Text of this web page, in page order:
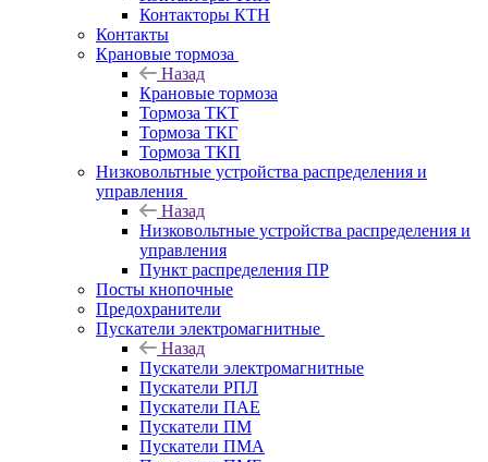
Контакторы КТН
Контакты
Крановые тормоза
Назад
Крановые тормоза
Тормоза ТКТ
Тормоза ТКГ
Тормоза ТКП
Низковольтные устройства распределения и
управления
Назад
Низковольтные устройства распределения и
управления
Пункт распределения ПР
Посты кнопочные
Предохранители
Пускатели электромагнитные
Назад
Пускатели электромагнитные
Пускатели РПЛ
Пускатели ПАЕ
Пускатели ПМ
Пускатели ПМА